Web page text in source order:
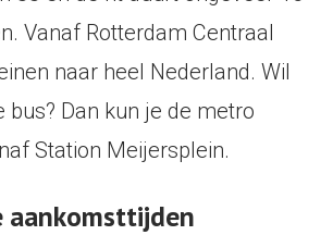
Vanaf Rotterdam Centraal
naar heel Nederland. Wil
bus? Dan kun je de metro
Station Meijersplein.
aankomsttijden